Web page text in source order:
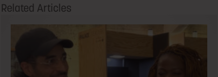
Related Articles